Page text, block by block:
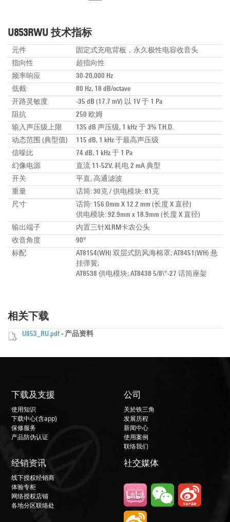
U853RWU 技术指标
元件
固定式充电背板，永久极性电容收音头
指向性
超指向性
频率响应
30-20,000 Hz
低截
80 Hz, 18 dB/octave
开路灵敏度
-35 dB (17.7 mV) 以 1V 于 1 Pa
阻抗
250 欧姆
输入声压级上限
135 dB 声压级, 1 kHz 于 3% T.H.D.
动态范围 (典型值)
115 dB, 1 kHz 于最高声压级
信噪比
74 dB, 1 kHz 于 1 Pa
幻像电源
直流 11-52V, 耗电 2 mA 典型
开关
平直, 高通滤波
重量
话筒: 30克 / 供电模块: 81克
尺寸
话筒: 156.0mm X 12.2 mm (长度 X 直径)
供电模块: 92.9mm x 18.9mm (长度 X 直径)
输出端子
内置三针XLRM卡农公头
收音角度
90°
标配
AT8154(WH) 双层式防风海棉罩; AT8451(WH) 悬
挂弹簧;
AT8538 供电模块; AT8438 5/8\"-27 话筒座架
相关下载
U853_RU.pdf - 产品资料
下载及支援
使用知识
下载中心(含app)
保修服务
产品防伪认证
公司
关於铁三角
发展历程
新闻中心
使用案例
联络我们
经销资讯
线下授权经销商
体验专柜
网络授权店铺
各地分区联络处
社交媒体